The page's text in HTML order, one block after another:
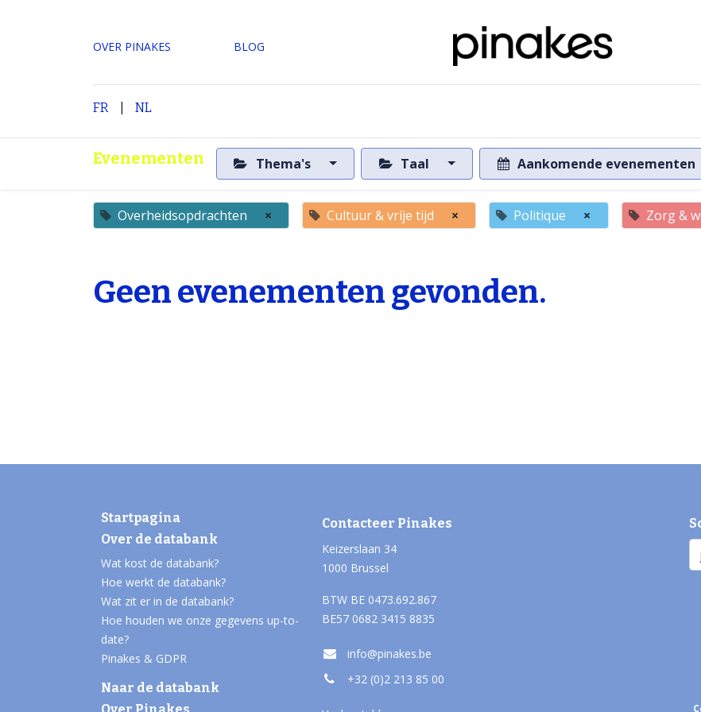
OVER PINAKES ​BLOG
FR | NL
Evenementen Thema's Taal Aankomende evenementen
Overheidsopdrachten × Cultuur & vrije tijd × Politique × Zorg &
Geen evenementen gevonden.
Startpagina
Over de databank
Wat kost de databank?
Hoe werkt de databank?
Wat zit er in de databank?
Hoe houden we onze gegevens up-to-
date?
Pinakes & GDPR
Naar de databank
Over Pinakes
Contacteer Pinakes
Keizerslaan 34
1000 Brussel
BTW BE 0473.692.867
BE57 0682 3415 8835
info@pinakes.be
+32 (0)2 213 85 00